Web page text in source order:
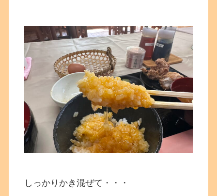
しっかりかき混ぜて・・・